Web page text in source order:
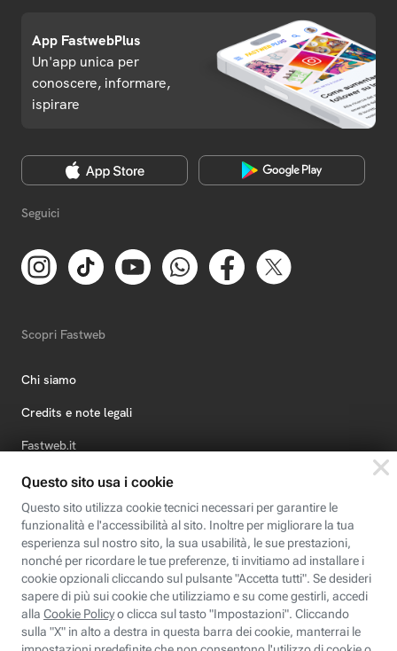
App FastwebPlus
Un'app unica per
conoscere, informare,
ispirare
Seguici
Scopri Fastweb
Chi siamo
Credits e note legali
Fastweb.it
Formazione
Fastweb Digital Academy
STEP FuturAbility District